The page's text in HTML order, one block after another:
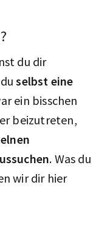
du dir
selbst eine
ein bisschen
beizutreten,
. Was du
wir dir hier